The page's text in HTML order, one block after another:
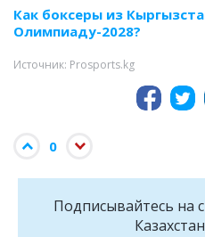
Как боксеры из
Олимпиаду-2028?
Источник: Prosports.kg
0
Подписывайтесь на